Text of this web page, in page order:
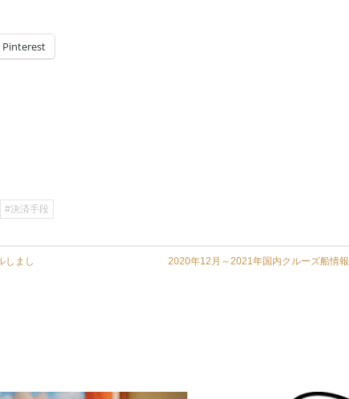
Pinterest
#決済手段
しまし
2020年12月～2021年国内クルーズ船情報